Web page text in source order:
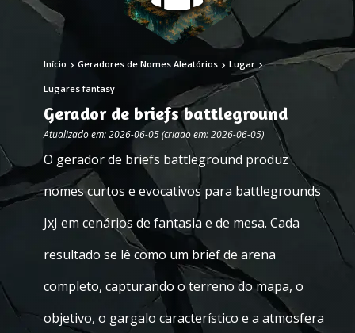
Início Geradores de Nomes Aleatórios Lugar
Lugares fantasy
Gerador de briefs battleground
Atualizado em: 2026-06-05 (criado em: 2026-06-05)
O gerador de briefs battleground produz
nomes curtos e evocativos para battlegrounds
JxJ em cenários de fantasia e de mesa. Cada
resultado se lê como um brief de arena
completo, capturando o terreno do mapa, o
objetivo, o gargalo característico e a atmosfera